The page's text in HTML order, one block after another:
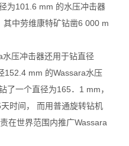
为101.6 mm 的水压冲击器
中劳维康特矿钻凿6 000 m
压冲击器还用于钻直径
152.4 mm 的Wassara水压
了一个直径为165．1 mm，
时间， 而用普通旋转钻机
在世界范围内推广Wassara